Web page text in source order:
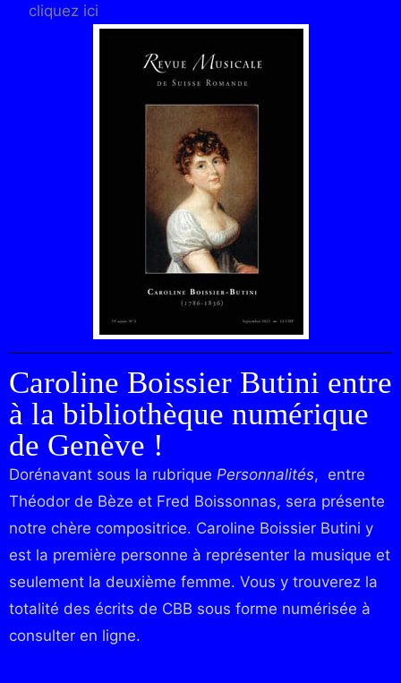
cliquez ici
Caroline Boissier Butini entre
à la bibliothèque numérique
de Genève !
Dorénavant sous la rubrique Personnalités, entre
Théodor de Bèze et Fred Boissonnas, sera présente
notre chère compositrice. Caroline Boissier Butini y
est la première personne à représenter la musique et
seulement la deuxième femme. Vous y trouverez la
totalité des écrits de CBB sous forme numérisée à
consulter en ligne.